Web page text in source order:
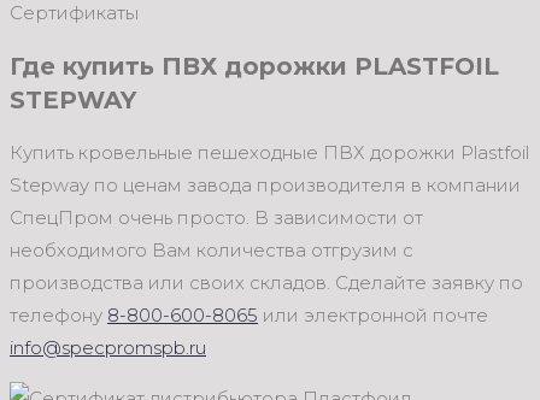
Сертификаты
Где купить ПВХ дорожки PLASTFOIL
STEPWAY
Купить кровельные пешеходные ПВХ дорожки Plastfoil
Stepway по ценам завода производителя в компании
СпецПром очень просто. В зависимости от
необходимого Вам количества отгрузим с
производства или своих складов. Сделайте заявку по
телефону 8-800-600-8065 или электронной почте
info@specpromspb.ru